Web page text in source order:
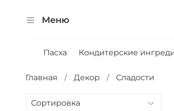
Меню
Пасха Кондитерские
Главная Декор Сладости